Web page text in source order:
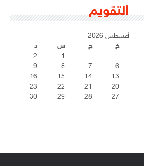
التقويم
أغسطس 2026
خ ج س
د
1
2
6
7
8
9
13
14
15
16
20
21
22
23
27
28
29
30